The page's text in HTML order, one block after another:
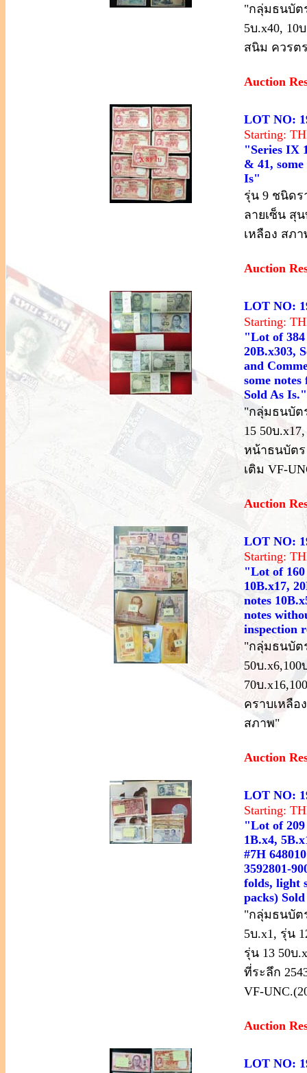
"กลุ่มธนบัต
5บ.x40, 10
สนิม ควรต
Auction
LOT NO:
Starting:
"Series IX
& 41,
Is"
รุ่น 9 ชนิดร
ลายเซ็น สุ
เหลือง สภ
Auction
LOT NO:
Starting:
"Lot of
20B.x303,
and
some
Sold As Is."
"กลุ่มธนบัต
15 50บ
หน้าธนบัตร
เติม VF-
Auction
LOT NO:
Starting:
"Lot of
10B.x17,
notes
notes
inspection
"กลุ่มธนบัต
50บ
70บ
คราบเหลือ
สภาพ"
Auction
LOT NO:
Starting:
"Lot of
1B.x4,
#7H
3592801-
folds, light
packs)
"กลุ่มธนบัต
5บ.x1, รุ่น
รุ่น 13 50บ
ที่ระลึก
VF-
Auction
LOT NO: